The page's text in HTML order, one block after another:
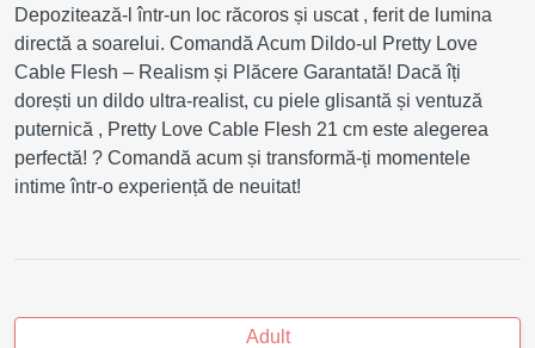
Depozitează-l într-un loc răcoros și uscat , ferit de lumina
directă a soarelui. Comandă Acum Dildo-ul Pretty Love
Cable Flesh – Realism și Plăcere Garantată! Dacă îți
dorești un dildo ultra-realist, cu piele glisantă și ventuză
puternică , Pretty Love Cable Flesh 21 cm este alegerea
perfectă! ? Comandă acum și transformă-ți momentele
intime într-o experiență de neuitat!
Adult